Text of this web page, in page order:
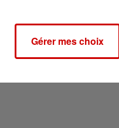
Gérer mes choix